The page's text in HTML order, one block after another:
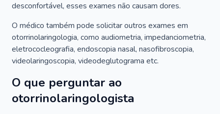
desconfortável, esses exames não causam dores.
O médico também pode solicitar outros exames em
otorrinolaringologia, como audiometria, impedanciometria,
eletrococleografia, endoscopia nasal, nasofibroscopia,
videolaringoscopia, videodeglutograma etc.
O que perguntar ao
otorrinolaringologista